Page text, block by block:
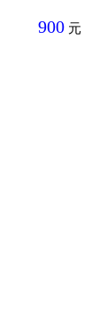
900 元